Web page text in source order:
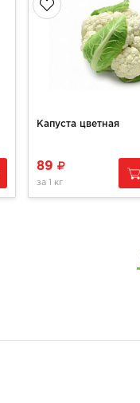
Капуста цветная
89
за 1 кг